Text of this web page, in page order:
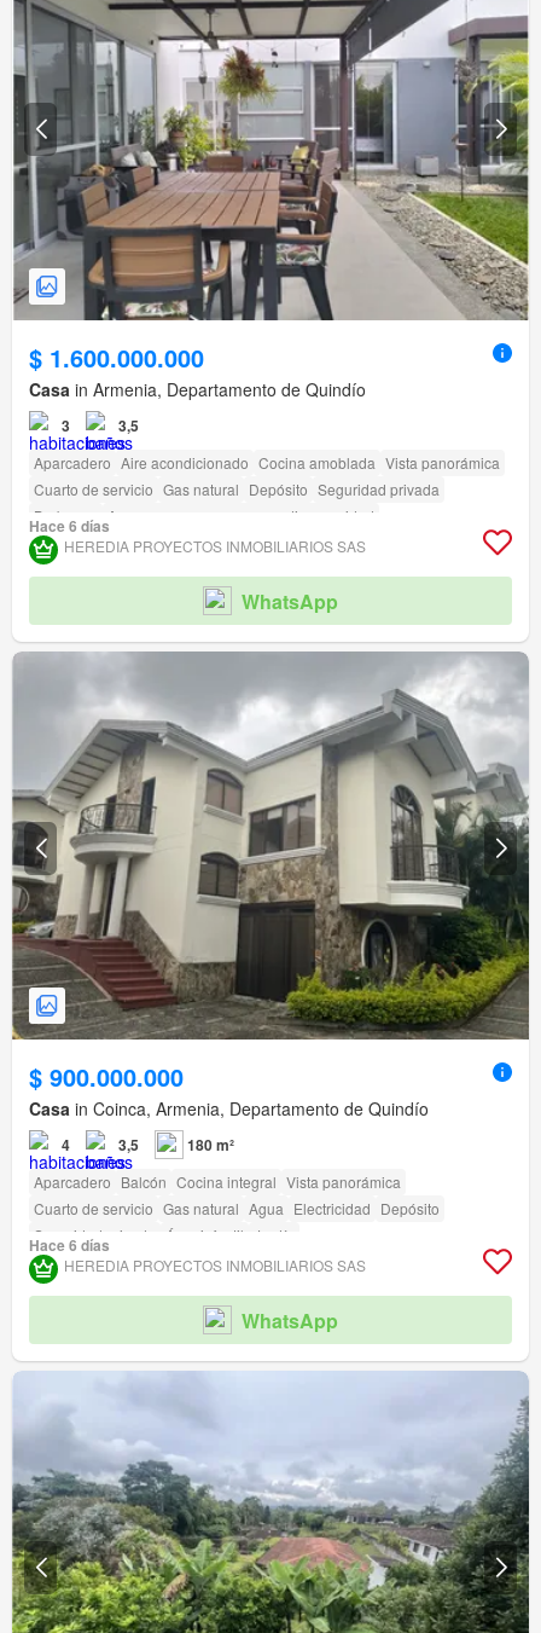
$ 1.600.000.000
Casa in Armenia, Departamento de Quindío
3 3,5
Aparcadero Aire acondicionado Cocina amoblada Vista panorámica
Cuarto de servicio Gas natural Depósito Seguridad privada
Barbecue
Acceso para personas con discapacidad
Hace 6 días
HEREDIA PROYECTOS INMOBILIARIOS SAS
WhatsApp
$ 900.000.000
Casa in Coinca, Armenia, Departamento de Quindío
4 3,5 180 m²
Aparcadero Balcón Cocina integral Vista panorámica
Cuarto de servicio Gas natural Agua Electricidad Depósito
Seguridad privada
Área infantil
Jardín
Acceso para personas con discapacidad
Hace 6 días
HEREDIA PROYECTOS INMOBILIARIOS SAS
WhatsApp